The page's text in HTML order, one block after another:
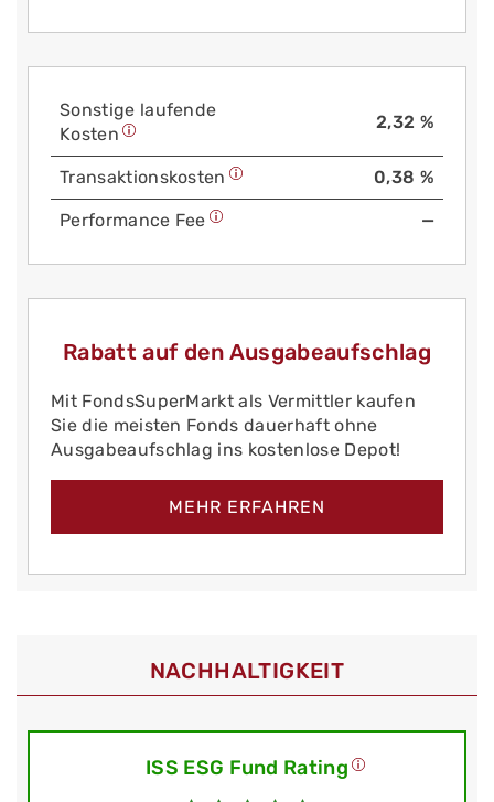
Sonstige laufende
Kosten
2,32 %
Trans­aktions­kosten 0,38 %
Performance Fee —
Rabatt auf den Ausgabeaufschlag
Mit FondsSuperMarkt als Vermittler kaufen
Sie die meisten Fonds dauerhaft ohne
Ausgabeaufschlag ins kostenlose Depot!
MEHR ERFAHREN
NACHHALTIGKEIT
ISS ESG Fund Rating